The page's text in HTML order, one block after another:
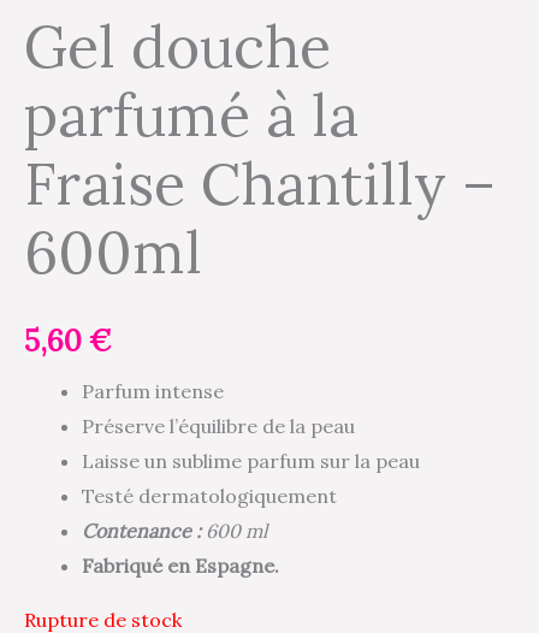
Gel douche
parfumé à la
Fraise Chantilly –
600ml
5,60€
Parfum intense
Préserve l’équilibre de la peau
Laisse un sublime parfum sur la peau
Testé dermatologiquement
Contenance :600 ml
Fabriqué en Espagne.
Rupture de stock